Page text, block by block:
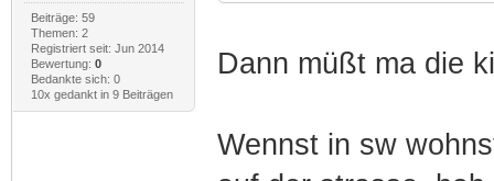
Beiträge: 59
Themen: 2
Registriert seit: Jun 2014
Bewertung: 0
Bedankte sich: 0
10x gedankt in 9 Beiträgen
Dann müßt ma die
Wennst in sw